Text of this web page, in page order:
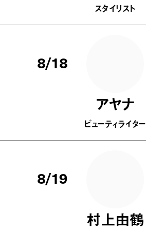
スタイリスト
8/18
アヤナ
ビューティライター
8/19
村上由鶴